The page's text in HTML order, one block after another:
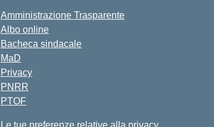
Amministrazione Trasparente
Albo online
Bacheca sindacale
MaD
Privacy
PNRR
PTOF
Le tue preferenze relative alla privacy